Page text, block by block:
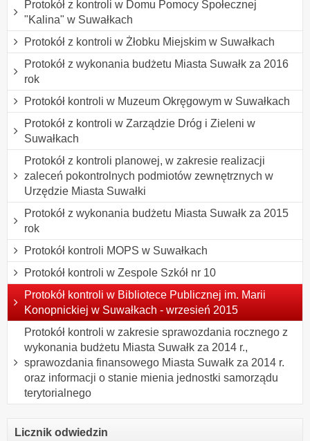
Protokół z kontroli w Domu Pomocy Społecznej
"Kalina" w Suwałkach
Protokół z kontroli w Żłobku Miejskim w Suwałkach
Protokół z wykonania budżetu Miasta Suwałk za 2016
rok
Protokół kontroli w Muzeum Okręgowym w Suwałkach
Protokół z kontroli w Zarządzie Dróg i Zieleni w
Suwałkach
Protokół z kontroli planowej, w zakresie realizacji
zaleceń pokontrolnych podmiotów zewnętrznych w
Urzędzie Miasta Suwałki
Protokół z wykonania budżetu Miasta Suwałk za 2015
rok
Protokół kontroli MOPS w Suwałkach
Protokół kontroli w Zespole Szkół nr 10
Protokół kontroli w Bibliotece Publicznej im. Marii
Konopnickiej w Suwałkach - wrzesień 2015
Protokół kontroli w zakresie sprawozdania rocznego z
wykonania budżetu Miasta Suwałk za 2014 r.,
sprawozdania finansowego Miasta Suwałk za 2014 r.
oraz informacji o stanie mienia jednostki samorządu
terytorialnego
Licznik odwiedzin